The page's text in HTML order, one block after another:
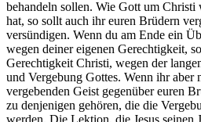
behandeln sollen. Wie Gott um Christi
hat, so sollt auch ihr euren Brüdern
versündigen. Wenn du am Ende ein
wegen deiner eigenen Gerechtigkeit,
Gerechtigkeit Christi, wegen der
und Vergebung Gottes. Wenn ihr aber
vergebenden Geist gegenüber euren
zu denjenigen gehören, die die
werden. Die Lektion, die Jesus seinen